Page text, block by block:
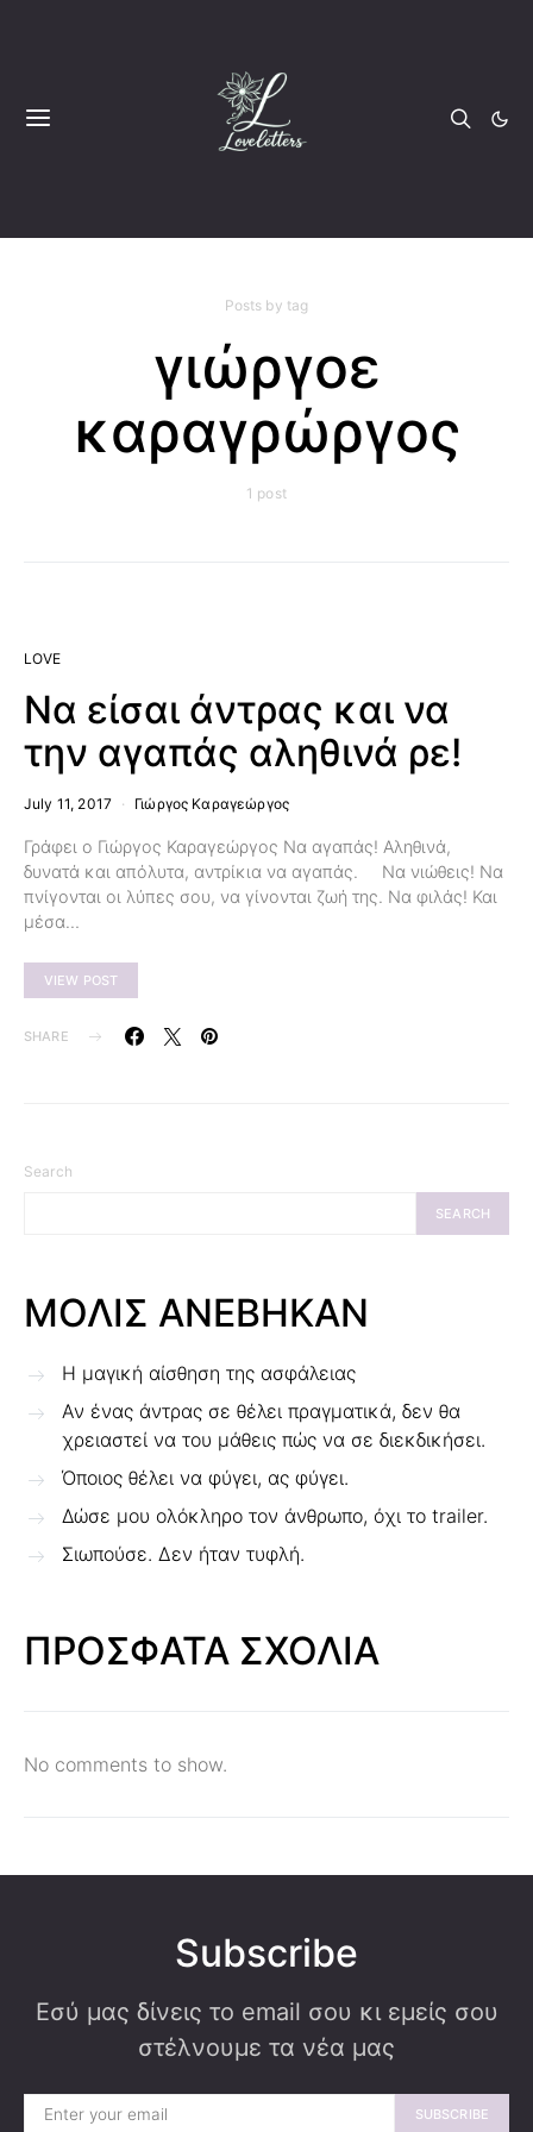
Posts by tag
γιώργοε
καραγρώργος
1 post
LOVE
Να είσαι άντρας και να
την αγαπάς αληθινά ρε!
July 11, 2017 Γιώργος Καραγεώργος
Γράφει ο Γιώργος Καραγεώργος Να αγαπάς! Αληθινά,
δυνατά και απόλυτα, αντρίκια να αγαπάς. Να νιώθεις! Να
πνίγονται οι λύπες σου, να γίνονται ζωή της. Να φιλάς! Και
μέσα…
VIEW POST
SHARE
Search
SEARCH
ΜΟΛΙΣ ΑΝΕΒΗΚΑΝ
Η μαγική αίσθηση της ασφάλειας
Αν ένας άντρας σε θέλει πραγματικά, δεν θα
χρειαστεί να του μάθεις πώς να σε διεκδικήσει.
Όποιος θέλει να φύγει, ας φύγει.
Δώσε μου ολόκληρο τον άνθρωπο, όχι το trailer.
Σιωπούσε. Δεν ήταν τυφλή.
ΠΡΟΣΦΑΤΑ ΣΧΟΛΙΑ
No comments to show.
Subscribe
Εσύ μας δίνεις το email σου κι εμείς σου
στέλνουμε τα νέα μας
SUBSCRIBE